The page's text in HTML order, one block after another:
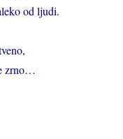
od ljudi.
zrno…